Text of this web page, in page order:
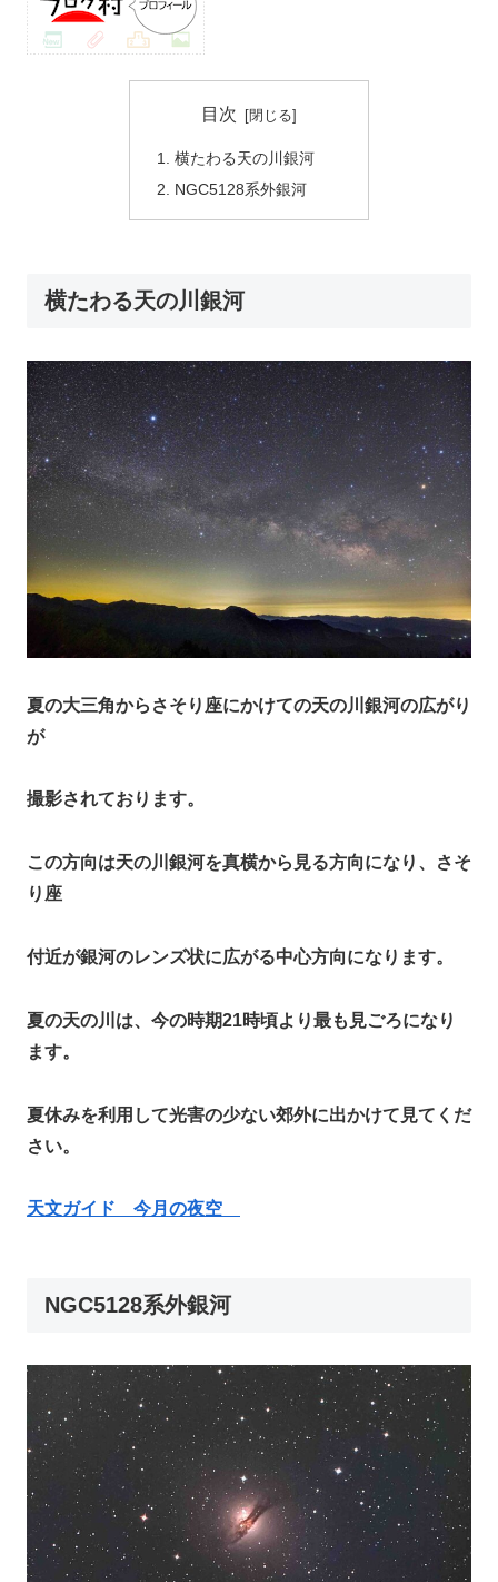
目次
横たわる天の川銀河
NGC5128系外銀河
横たわる天の川銀河
夏の大三角からさそり座にかけての天の川銀河の広がり
が
撮影されております。
この方向は天の川銀河を真横から見る方向になり、さそ
り座
付近が銀河のレンズ状に広がる中心方向になります。
夏の天の川は、今の時期21時頃より最も見ごろになり
ます。
夏休みを利用して光害の少ない郊外に出かけて見てくだ
さい。
天文ガイド 今月の夜空
NGC5128系外銀河